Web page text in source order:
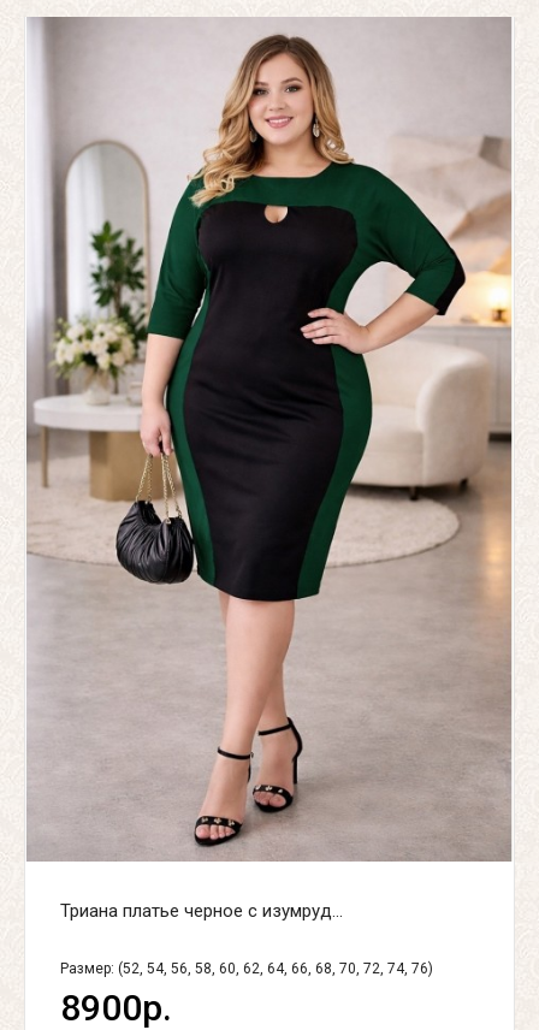
Триана платье черное с изумруд...
Размер: (52, 54, 56, 58, 60, 62, 64, 66, 68, 70, 72, 74, 76)
8900р.